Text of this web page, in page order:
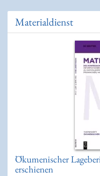
Materialdienst
Ökumenischer
erschienen